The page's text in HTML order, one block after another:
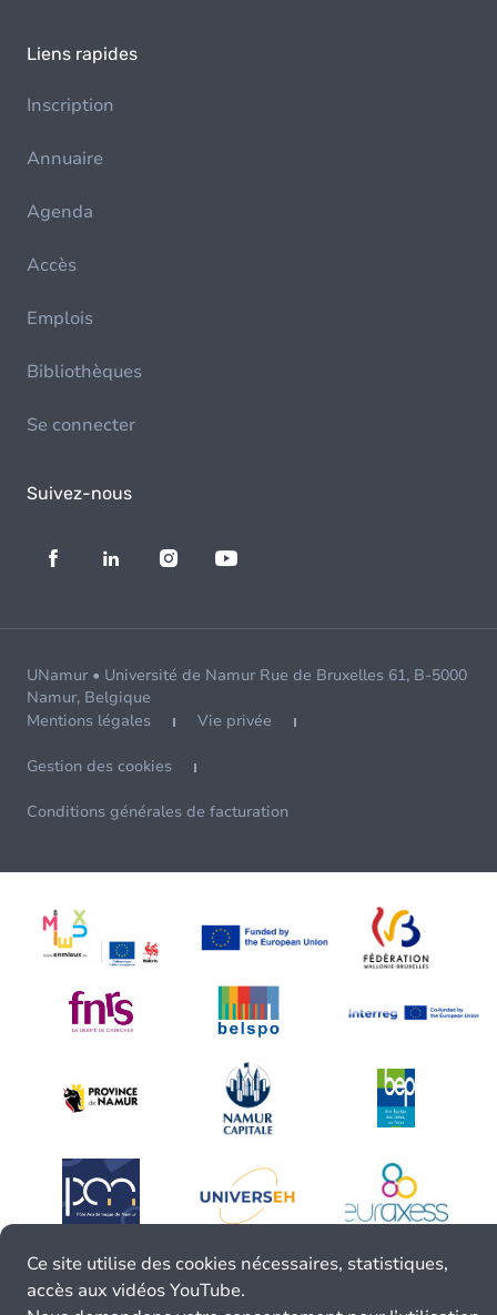
Liens rapides
Inscription
Annuaire
Agenda
Accès
Emplois
Bibliothèques
Se connecter
Suivez-nous
UNamur • Université de Namur Rue de Bruxelles 61, B-5000
Namur, Belgique
Mentions légales
Vie privée
Gestion des cookies
Conditions générales de facturation
Ce site utilise des cookies nécessaires, statistiques,
accès aux vidéos YouTube.